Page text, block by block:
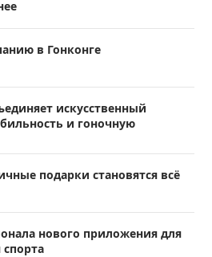
в Гонконге
искусственный
и гоночную
подарки становятся всё
нового приложения для